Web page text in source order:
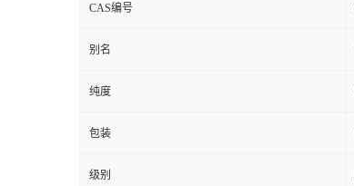
CAS编号
别名
纯度
包装
级别